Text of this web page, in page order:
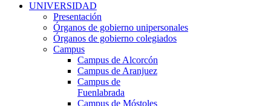
UNIVERSIDAD
Presentación
Órganos de gobierno unipersonales
Órganos de gobierno colegiados
Campus
Campus de Alcorcón
Campus de Aranjuez
Campus de
Fuenlabrada
Campus de Móstoles